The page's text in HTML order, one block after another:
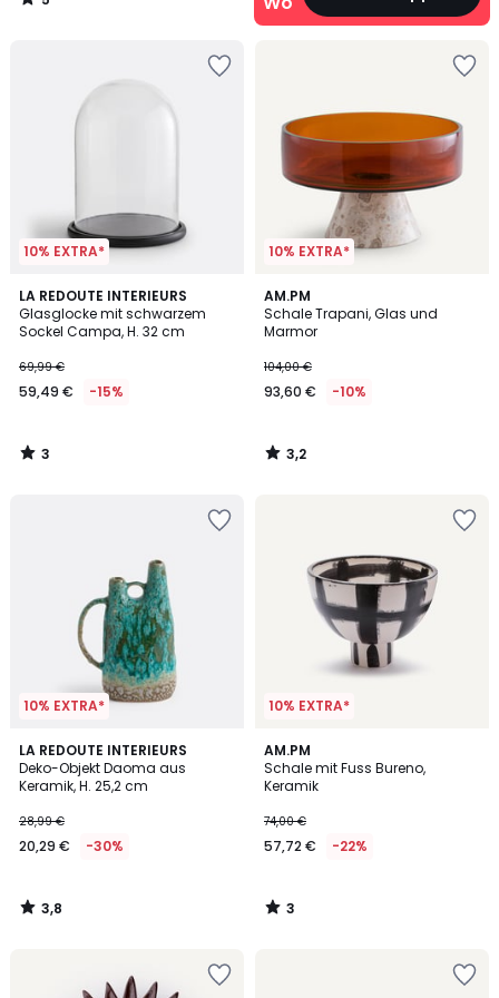
/
10% EXTRA*
LA REDOUTE INTERIEURS
Glasglocke mit schwarzem
Sockel Campa, H. 32 cm
69,99 €
59,49 € -15%
3
/
5
3
/
10% EXTRA*
AM.PM
Schale Trapani, Glas und
Marmor
104,00 €
93,60 € -10%
3,2
/ 5
3,2
/
10% EXTRA*
LA REDOUTE INTERIEURS
Deko-Objekt Daoma aus
Keramik, H. 25,2 cm
28,99 €
20,29 € -30%
3,8
/ 5
3,8
/
10% EXTRA*
AM.PM
Schale mit Fuss Bureno,
Keramik
74,00 €
57,72 € -22%
3
/
5
3
/